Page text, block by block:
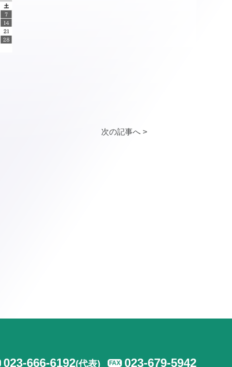
次の記事へ >
023-666-6192(代表) FAX 023-679-5942